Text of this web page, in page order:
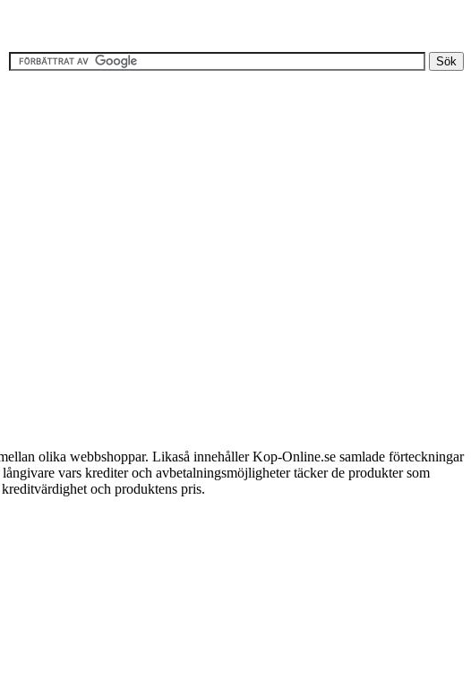
olika webbshoppar. Likaså innehåller Kop-Online.se samlade förteckningar
vars krediter och avbetalningsmöjligheter täcker de produkter som
och produktens pris.